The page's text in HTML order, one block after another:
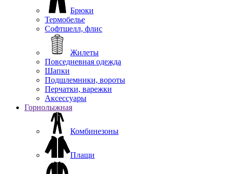
Брюки
Термобелье
Софтшелл, флис
Жилеты
Повседневная одежда
Шапки
Подшлемники, вороты
Перчатки, варежки
Аксессуары
Горнолыжная
Комбинезоны
Плащи